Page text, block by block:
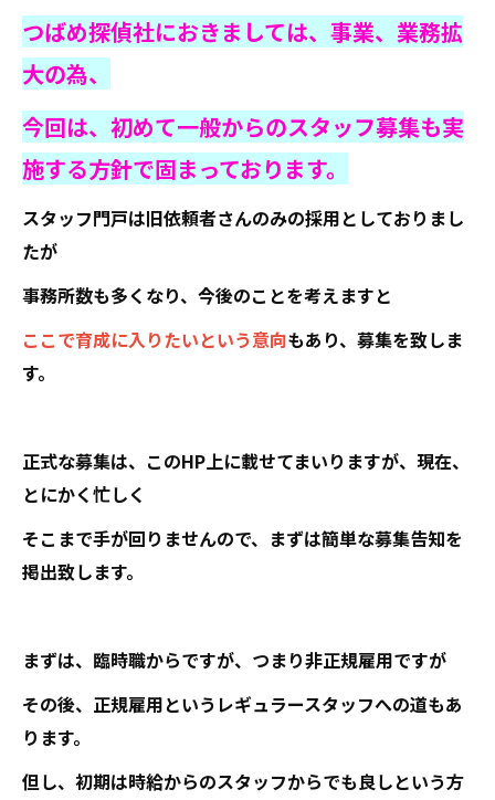
つばめ探偵社におきましては、事業、業務拡
大の為、
今回は、初めて一般からのスタッフ募集も実
施する方針で固まっております。
スタッフ門戸は旧依頼者さんのみの採用としておりまし
たが
事務所数も多くなり、今後のことを考えますと
ここで育成に入りたいという意向もあり、募集を致しま
す。
正式な募集は、このHP上に載せてまいりますが、現在、
とにかく忙しく
そこまで手が回りませんので、まずは簡単な募集告知を
掲出致します。
まずは、臨時職からですが、つまり非正規雇用ですが
その後、正規雇用というレギュラースタッフへの道もあ
ります。
但し、初期は時給からのスタッフからでも良しという方